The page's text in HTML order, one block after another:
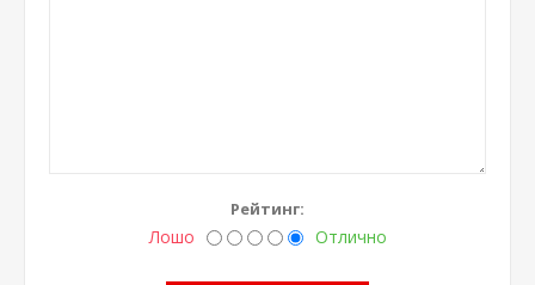
Рейтинг:
Лошо Отлично